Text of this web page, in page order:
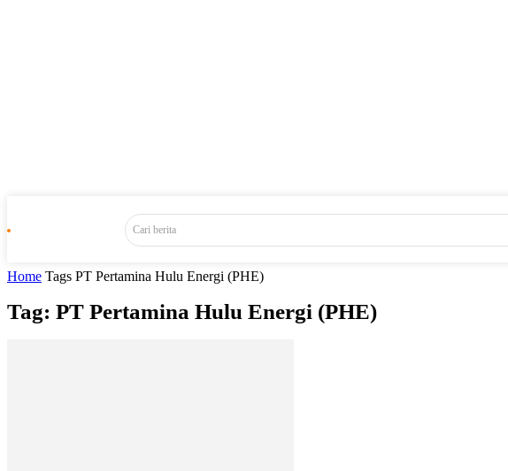
Cari berita
Home Tags PT Pertamina Hulu Energi (PHE)
Tag: PT Pertamina Hulu Energi (PHE)